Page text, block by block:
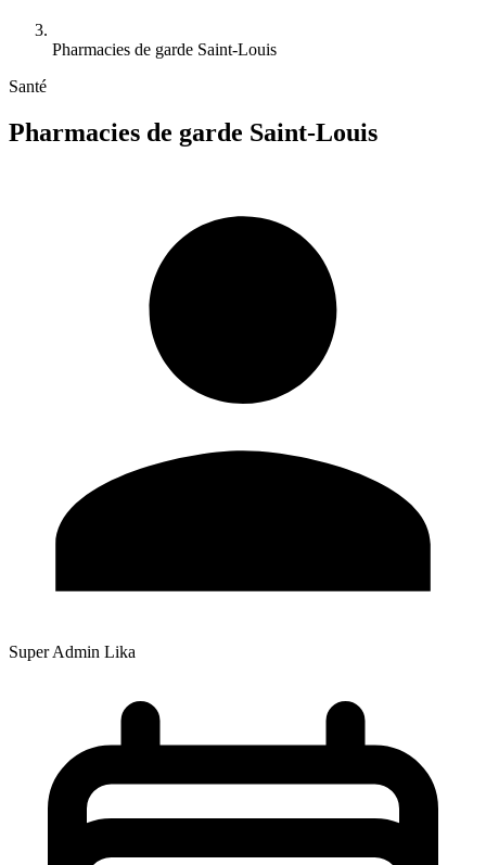
Pharmacies de garde Saint-Louis
Santé
Pharmacies de garde Saint-Louis
Super Admin Lika